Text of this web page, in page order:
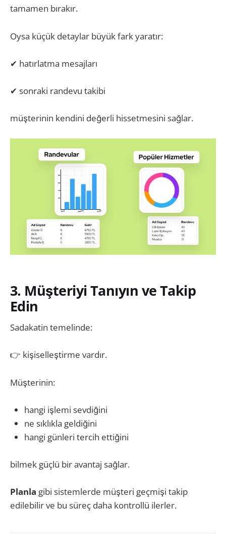
tamamen bırakır.
Oysa küçük detaylar büyük fark yaratır:
✔ hatırlatma mesajları
✔ sonraki randevu takibi
müşterinin kendini değerli hissetmesini sağlar.
3. Müşteriyi Tanıyın ve Takip
Edin
Sadakatin temelinde:
👉 kişiselleştirme vardır.
Müşterinin:
hangi işlemi sevdiğini
ne sıklıkla geldiğini
hangi günleri tercih ettiğini
bilmek güçlü bir avantaj sağlar.
Planla gibi sistemlerde müşteri geçmişi takip
edilebilir ve bu süreç daha kontrollü ilerler.